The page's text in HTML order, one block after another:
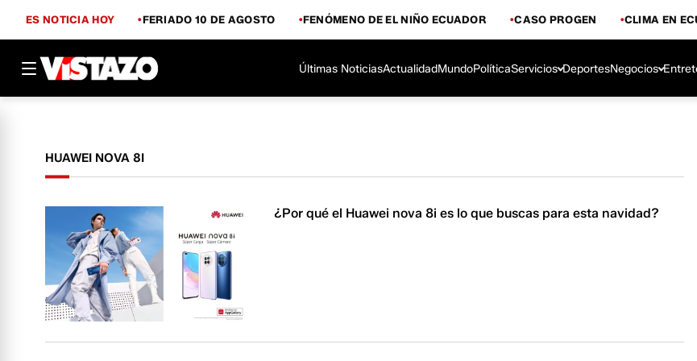
ES NOTICIA HOY FERIADO 10 DE AGOSTO FENÓMENO DE EL NIÑO ECUADOR CASO PROGEN CLIMA EN
Últimas NoticiasActualidadMundoPolíticaServicios DeportesNegocios
HUAWEI NOVA 8I
¿Por qué el Huawei nova 8i es lo que buscas para esta navidad?